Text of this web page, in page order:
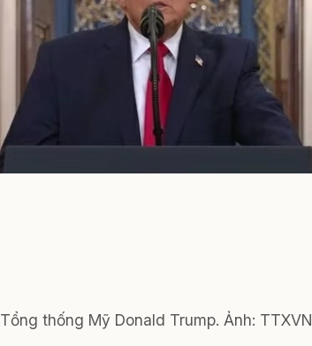
Tổng thống Mỹ Donald Trump. Ảnh: TTXVN